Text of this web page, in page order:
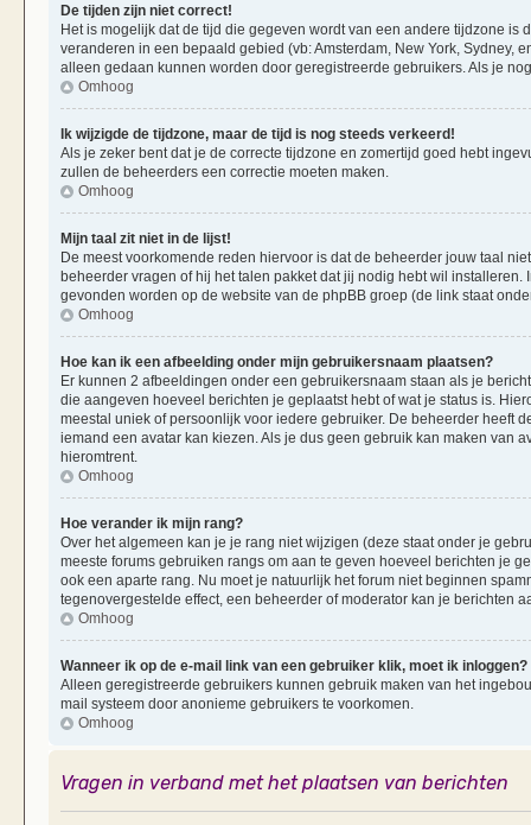
De tijden zijn niet correct!
Het is mogelijk dat de tijd die gegeven wordt van een andere tijdzone
veranderen in een bepaald gebied (vb: Amsterdam, New York, Sydney,
alleen gedaan kunnen worden door geregistreerde gebruikers. Als je
Omhoog
Ik wijzigde de tijdzone, maar de tijd is nog steeds verkeerd!
Als je zeker bent dat je de correcte tijdzone en zomertijd goed hebt
zullen de beheerders een correctie moeten maken.
Omhoog
Mijn taal zit niet in de lijst!
De meest voorkomende reden hiervoor is dat de beheerder jouw taal
beheerder vragen of hij het talen pakket dat jij nodig hebt wil
gevonden worden op de website van de phpBB groep (de link staat
Omhoog
Hoe kan ik een afbeelding onder mijn gebruikersnaam plaatsen?
Er kunnen 2 afbeeldingen onder een gebruikersnaam staan als je
die aangeven hoeveel berichten je geplaatst hebt of wat je status is.
meestal uniek of persoonlijk voor iedere gebruiker. De beheerder heeft
iemand een avatar kan kiezen. Als je dus geen gebruik kan maken van
hieromtrent.
Omhoog
Hoe verander ik mijn rang?
Over het algemeen kan je je rang niet wijzigen (deze staat onder je
meeste forums gebruiken rangs om aan te geven hoeveel berichten je
ook een aparte rang. Nu moet je natuurlijk het forum niet beginnen
tegenovergestelde effect, een beheerder of moderator kan je berichten
Omhoog
Wanneer ik op de e-mail link van een gebruiker klik, moet ik inloggen?
Alleen geregistreerde gebruikers kunnen gebruik maken van het
mail systeem door anonieme gebruikers te voorkomen.
Omhoog
Vragen in verband met het plaatsen van berichten